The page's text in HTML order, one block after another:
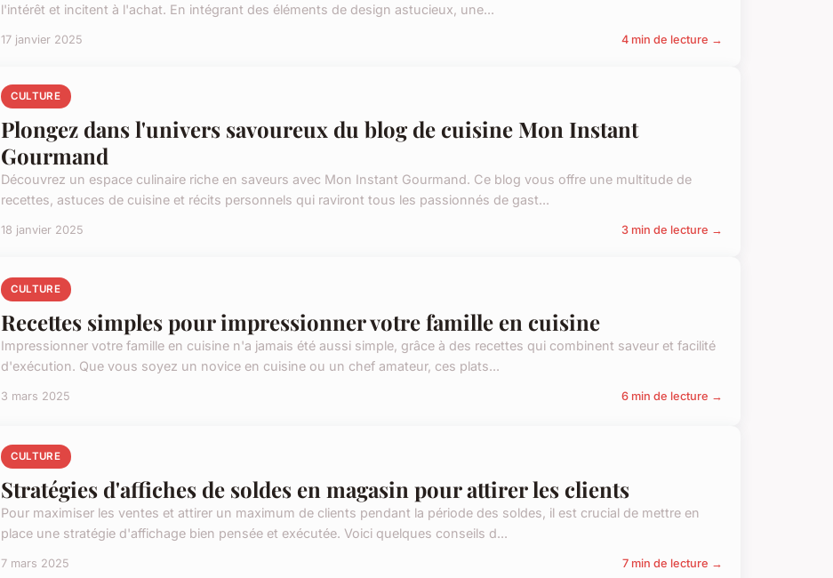
l'intérêt et incitent à l'achat. En intégrant des éléments de design astucieux, une...
17 janvier 2025 4 min de lecture →
CULTURE
Plongez dans l'univers savoureux du blog de cuisine Mon Instant
Gourmand
Découvrez un espace culinaire riche en saveurs avec Mon Instant Gourmand. Ce blog vous offre une multitude de
recettes, astuces de cuisine et récits personnels qui raviront tous les passionnés de gast...
18 janvier 2025 3 min de lecture →
CULTURE
Recettes simples pour impressionner votre famille en cuisine
Impressionner votre famille en cuisine n'a jamais été aussi simple, grâce à des recettes qui combinent saveur et facilité
d'exécution. Que vous soyez un novice en cuisine ou un chef amateur, ces plats...
3 mars 2025 6 min de lecture →
CULTURE
Stratégies d'affiches de soldes en magasin pour attirer les clients
Pour maximiser les ventes et attirer un maximum de clients pendant la période des soldes, il est crucial de mettre en
place une stratégie d'affichage bien pensée et exécutée. Voici quelques conseils d...
7 mars 2025 7 min de lecture →